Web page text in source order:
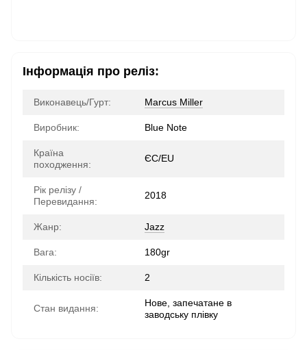
Інформація про реліз:
Виконавець/Гурт: Marcus Miller
Виробник: Blue Note
Країна
походження:
ЄС/EU
Рік релізу /
Перевидання:
2018
Жанр: Jazz
Вага: 180gr
Кількість носіїв: 2
Стан видання:
Нове, запечатане в
заводську плівку